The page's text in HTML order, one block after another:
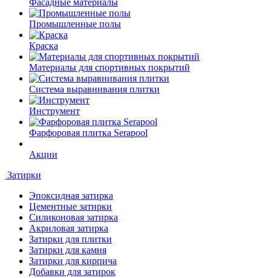
Фасадные материалы
Промышленные полы
Краска
Материалы для спортивных покрытий
Система выравнивания плитки
Инструмент
Фарфоровая плитка Serapool
Акции
Затирки
Эпоксидная затирка
Цементные затирки
Силиконовая затирка
Акриловая затирка
Затирки для плитки
Затирки для камня
Затирки для кирпича
Добавки для затирок